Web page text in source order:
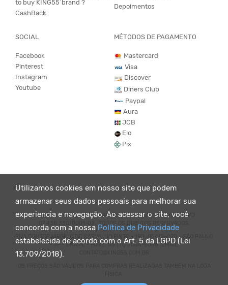
Utilizamos cookies em nosso site que podem
armazenar seus dados pessoais para melhorar sua
experiencia e navegação. Ao acessar o site, você
concorda com a nossa Política de Privacidade
estabelecida de acordo com o Art. 5 da LGPD (Lei
13.709/2018).
to buy KING55´brand ?
CashBack
Depoimentos
SOCIAL
Facebook
Pinterest
Instagram
Youtube
MÉTODOS DE PAGAMENTO
Mastercard
Visa
Discover
Diners Club
Paypal
Aura
JCB
Elo
Pix
© KING55 - LOJA DE ROUPAS VEGANO E SUSTENTÁVEL. CNPJ:
07.438.330/0001-02 . TODOS OS DIREITOS RESERVADOS.
RUA DOUTOR VIRGÍLIO DE CARVALHO PINTO - 190, 05415-020 - SÃO PAULO
- SP - BRASIL - FONE: 55 (11) 3064-8056. EMAIL: